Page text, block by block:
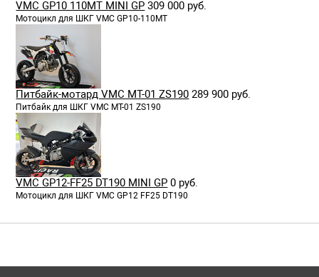
VMC GP10 110MT MINI GP 309 000 руб.
Мотоцикл для ШКГ VMC GP10-110MT
Питбайк-мотард VMC MT-01 ZS190 289 900 руб.
Питбайк для ШКГ VMC MT-01 ZS190
VMC GP12-FF25 DT190 MINI GP 0 руб.
Мотоцикл для ШКГ VMC GP12 FF25 DT190